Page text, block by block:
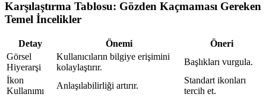
Karşılaştırma Tablosu: Gözden Kaçmaması Gereken
Temel İncelikler
Detay Önemi
Öneri
Görsel
Hiyerarşi
Kullanıcıların bilgiye erişimini
kolaylaştırır.
Başlıkları vurgula.
İkon
Kullanımı
Anlaşılabilirliği artırır.
Standart ikonları
tercih et.